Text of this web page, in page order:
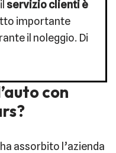
servizio clienti è
importante
il noleggio. Di
con
assorbito l’azienda